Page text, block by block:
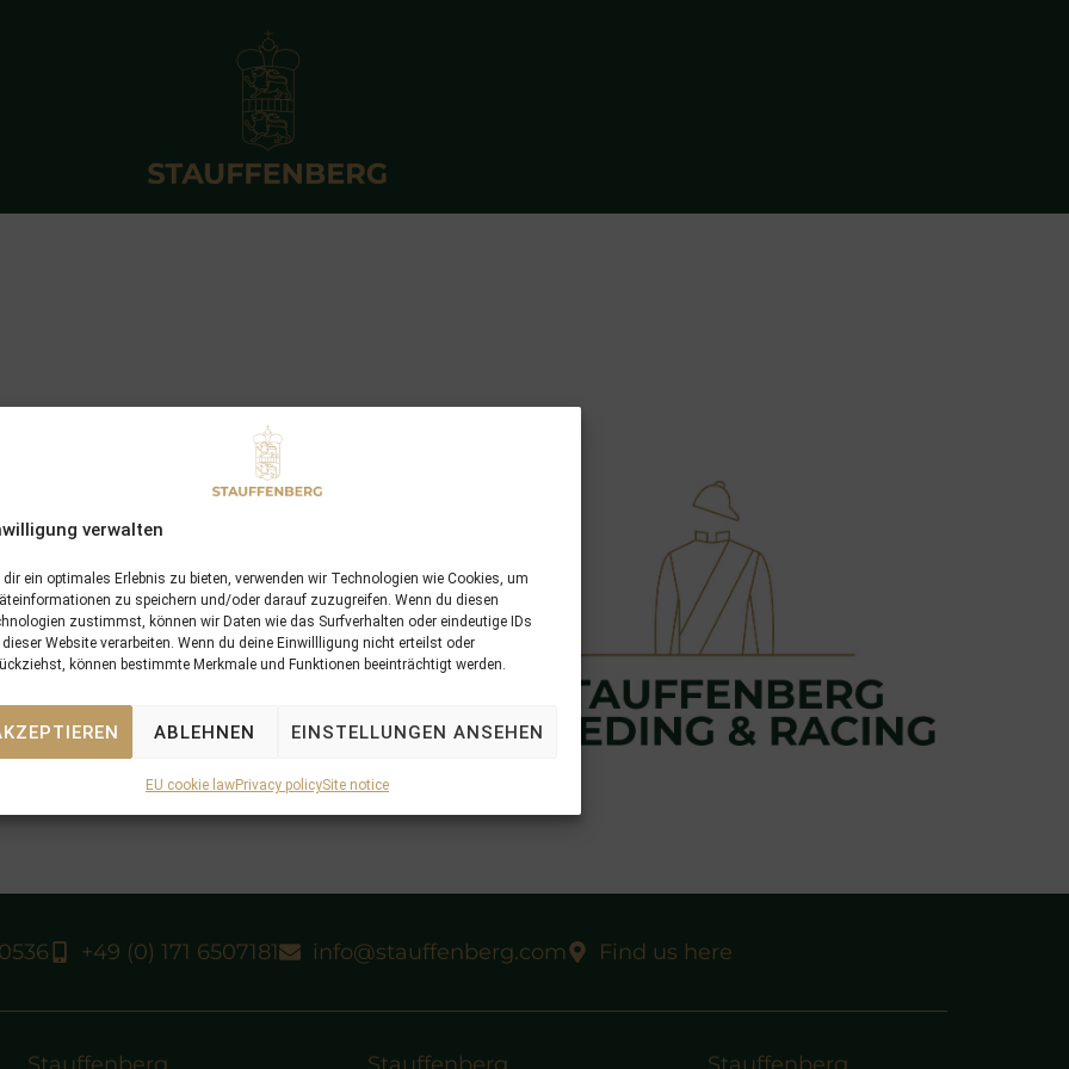
verwalten
dir ein optimales Erlebnis zu bieten, verwenden wir Technologien wie Cookies, um
zu speichern und/oder darauf zuzugreifen. Wenn du diesen
zustimmst, können wir Daten wie das Surfverhalten oder eindeutige IDs
Website verarbeiten. Wenn du deine Einwillligung nicht erteilst oder
können bestimmte Merkmale und Funktionen beeinträchtigt werden.
ABLEHNEN EINSTELLUNGEN ANSEHEN
EU cookie lawPrivacy policySite notice
+49 (0) 171 6507181 info@stauffenberg.com Find us here